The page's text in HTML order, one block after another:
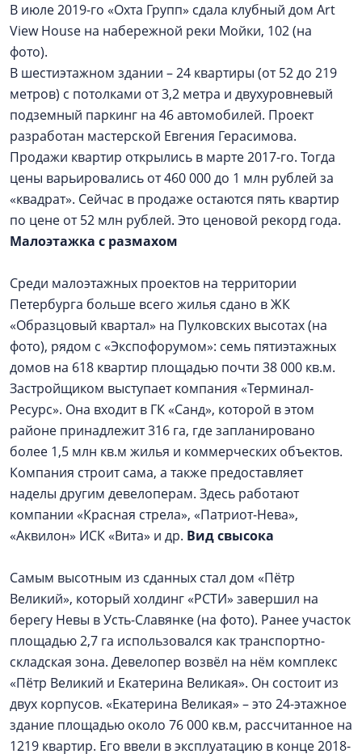
В июле 2019-го «Охта Групп» сдала клубный дом Art
View House на набережной реки Мойки, 102 (на
фото).
В шестиэтажном здании – 24 квартиры (от 52 до 219
метров) с потолками от 3,2 метра и двухуровневый
подземный паркинг на 46 автомобилей. Проект
разработан мастерской Евгения Герасимова.
Продажи квартир открылись в марте 2017-го. Тогда
цены варьировались от 460 000 до 1 млн рублей за
«квадрат». Сейчас в продаже остаются пять квартир
по цене от 52 млн рублей. Это ценовой рекорд года.
Малоэтажка с размахом
Среди малоэтажных проектов на территории
Петербурга больше всего жилья сдано в ЖК
«Образцовый квартал» на Пулковских высотах (на
фото), рядом с «Экспофорумом»: семь пятиэтажных
домов на 618 квартир площадью почти 38 000 кв.м.
Застройщиком выступает компания «Терминал-
Ресурс». Она входит в ГК «Санд», которой в этом
районе принадлежит 316 га, где запланировано
более 1,5 млн кв.м жилья и коммерческих объектов.
Компания строит сама, а также предоставляет
наделы другим девелоперам. Здесь работают
компании «Красная стрела», «Патриот-Нева»,
«Аквилон» ИСК «Вита» и др. Вид свысока
Самым высотным из сданных стал дом «Пётр
Великий», который холдинг «РСТИ» завершил на
берегу Невы в Усть-Славянке (на фото). Ранее участок
площадью 2,7 га использовался как транспортно-
складская зона. Девелопер возвёл на нём комплекс
«Пётр Великий и Екатерина Великая». Он состоит из
двух корпусов. «Екатерина Великая» – это 24-этажное
здание площадью около 76 000 кв.м, рассчитанное на
1219 квартир. Его ввели в эксплуатацию в конце 2018-